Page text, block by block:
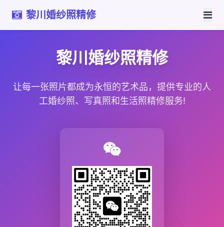
黎川婚纱照精修
黎川婚纱照精修
让每一张照片都成为永恒的艺术品，提供专业的人
工婚纱照、写真照和生活照精修服务!